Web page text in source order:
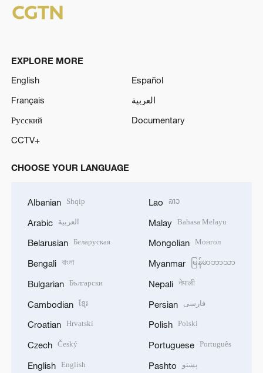
EXPLORE MORE
English
Español
Français
العربية
Русский
Documentary
CCTV+
CHOOSE YOUR LANGUAGE
Albanian Shqip
Arabic العربية
Belarusian Беларуская
Bengali বাংলা
Bulgarian Български
Cambodian ខ្មែរ
Croatian Hrvatski
Czech Český
English English
Lao ລາວ
Malay Bahasa Melayu
Mongolian Монгол
Myanmar မြန်မာဘာသာ
Nepali नेपाली
Persian فارسی
Polish Polski
Portuguese Português
Pashto پښتو